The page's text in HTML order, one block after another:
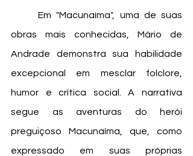
	Em "Macunaíma", uma de suas
obras mais conhecidas, Mário de
Andrade demonstra sua habilidade
excepcional em mesclar folclore,
humor e crítica social. A narrativa
segue as aventuras do herói
preguiçoso Macunaíma, que, como
expressado em suas próprias